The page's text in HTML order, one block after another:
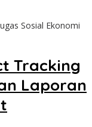
Sosial Ekonomi
Tracking
Laporan